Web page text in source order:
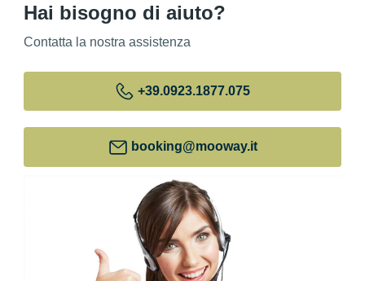
Hai bisogno di aiuto?
Contatta la nostra assistenza
+39.0923.1877.075
booking@mooway.it